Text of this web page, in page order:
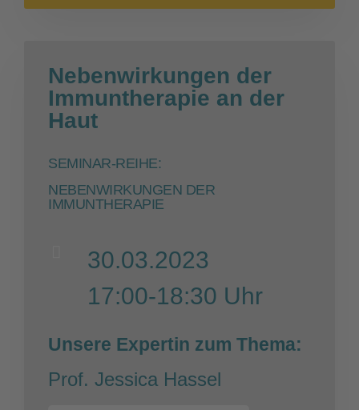
Nebenwirkungen der
Immuntherapie an der
Haut
SEMINAR-REIHE:
NEBENWIRKUNGEN DER
IMMUNTHERAPIE
30.03.2023
17:00-18:30 Uhr
Unsere Expertin zum Thema:
Prof. Jessica Hassel